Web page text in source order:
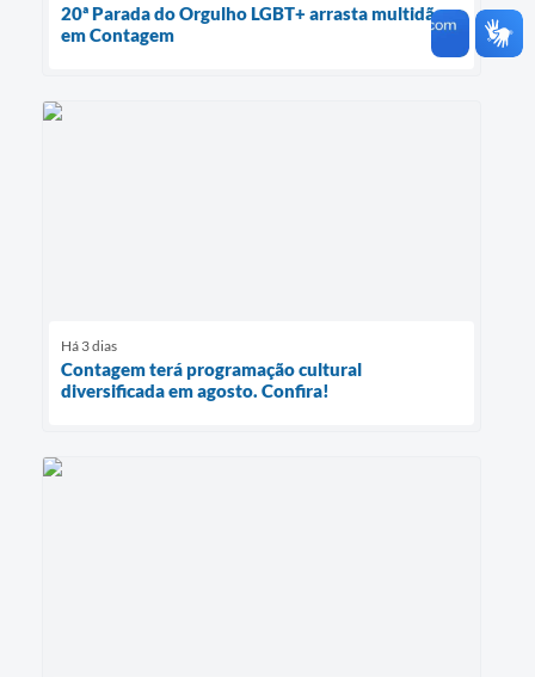
20ª Parada do Orgulho LGBT+ arrasta multidão
em Contagem
Há 3 dias
Contagem terá programação cultural
diversificada em agosto. Confira!